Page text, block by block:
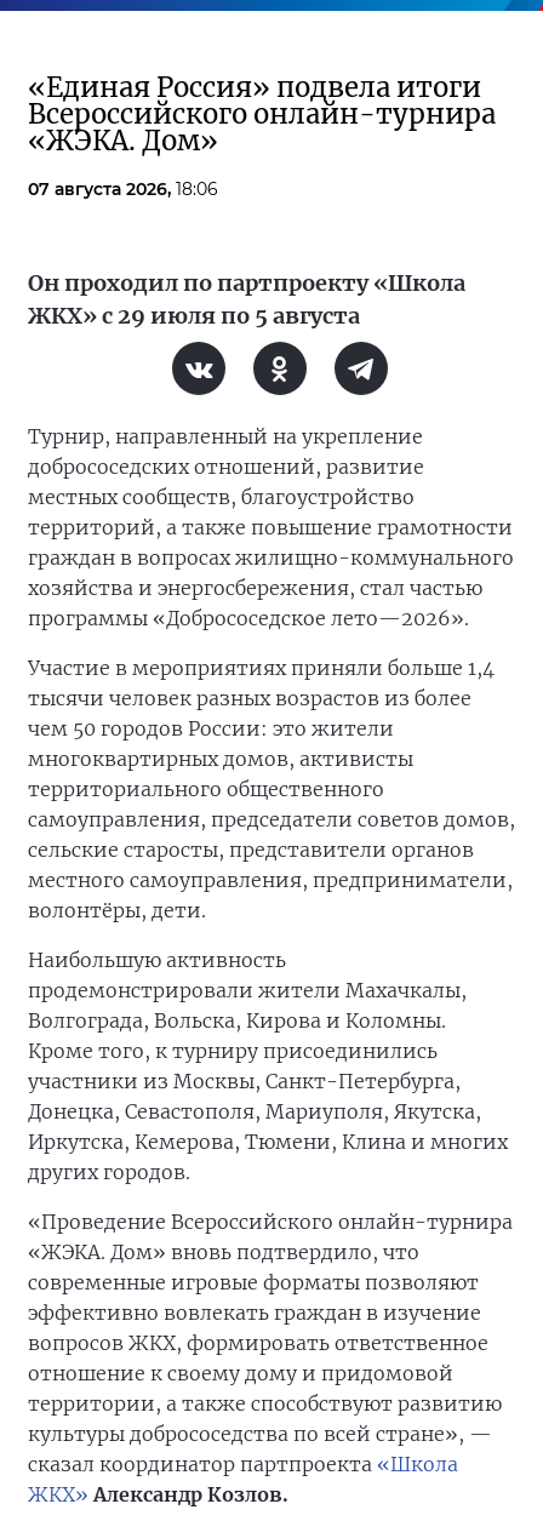
«Единая Россия» подвела итоги
Всероссийского онлайн-турнира
«ЖЭКА. Дом»
07 августа 2026, 18:06
Он проходил по партпроекту «Школа
ЖКХ» с 29 июля по 5 августа
Турнир, направленный на укрепление
добрососедских отношений, развитие
местных сообществ, благоустройство
территорий, а также повышение грамотности
граждан в вопросах жилищно-коммунального
хозяйства и энергосбережения, стал частью
программы «Добрососедское лето—2026».
Участие в мероприятиях приняли больше 1,4
тысячи человек разных возрастов из более
чем 50 городов России: это жители
многоквартирных домов, активисты
территориального общественного
самоуправления, председатели советов домов,
сельские старосты, представители органов
местного самоуправления, предприниматели,
волонтёры, дети.
Наибольшую активность
продемонстрировали жители Махачкалы,
Волгограда, Вольска, Кирова и Коломны.
Кроме того, к турниру присоединились
участники из Москвы, Санкт-Петербурга,
Донецка, Севастополя, Мариуполя, Якутска,
Иркутска, Кемерова, Тюмени, Клина и многих
других городов.
«Проведение Всероссийского онлайн-турнира
«ЖЭКА. Дом» вновь подтвердило, что
современные игровые форматы позволяют
эффективно вовлекать граждан в изучение
вопросов ЖКХ, формировать ответственное
отношение к своему дому и придомовой
территории, а также способствуют развитию
культуры добрососедства по всей стране», —
сказал координатор партпроекта «Школа
ЖКХ» Александр Козлов.